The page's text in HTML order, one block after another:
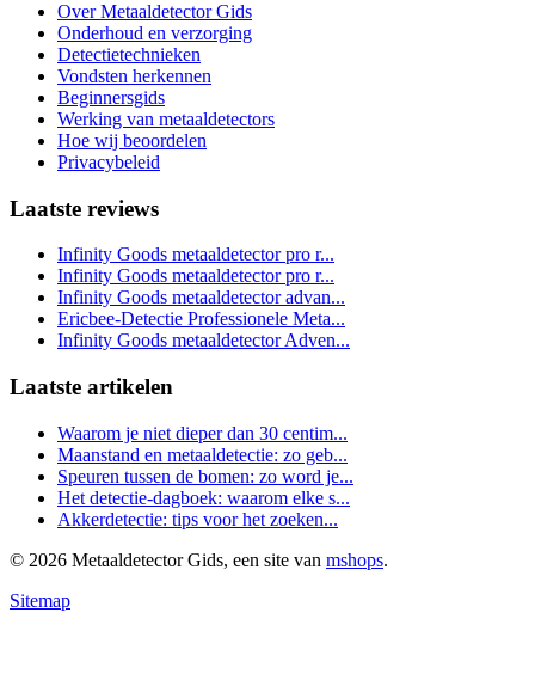
Over Metaaldetector Gids
Onderhoud en verzorging
Detectietechnieken
Vondsten herkennen
Beginnersgids
Werking van metaaldetectors
Hoe wij beoordelen
Privacybeleid
Laatste reviews
Infinity Goods metaaldetector pro r...
Infinity Goods metaaldetector pro r...
Infinity Goods metaaldetector advan...
Ericbee-Detectie Professionele Meta...
Infinity Goods metaaldetector Adven...
Laatste artikelen
Waarom je niet dieper dan 30 centim...
Maanstand en metaaldetectie: zo geb...
Speuren tussen de bomen: zo word je...
Het detectie-dagboek: waarom elke s...
Akkerdetectie: tips voor het zoeken...
© 2026 Metaaldetector Gids, een site van mshops.
Sitemap